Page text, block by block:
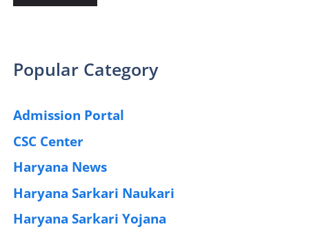
Popular Category
Admission Portal
CSC Center
Haryana News
Haryana Sarkari Naukari
Haryana Sarkari Yojana